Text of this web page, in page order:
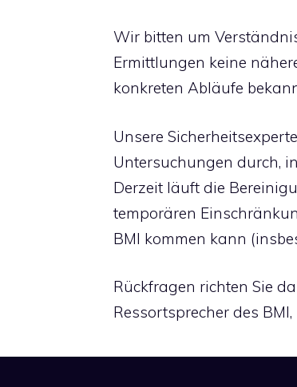
Wir bitten um
Ermittlungen keine
konkreten Abläufe
Unsere
Untersuchungen durch,
Derzeit läuft die
temporären
BMI kommen kann
Rückfragen richten Sie
Ressortsprecher des